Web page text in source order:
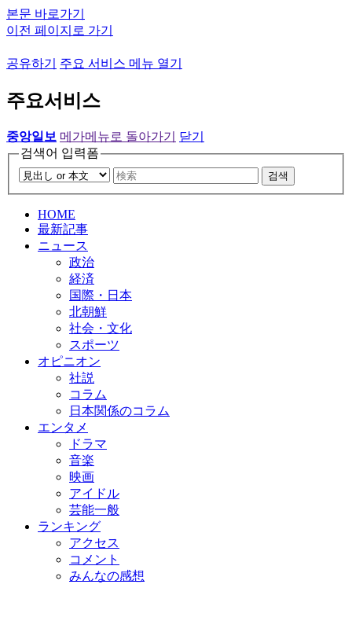
본문 바로가기
이전 페이지로 가기
공유하기 주요 서비스 메뉴 열기
주요서비스
중앙일보 메가메뉴로 돌아가기
닫기
검색어 입력폼
검색
HOME
最新記事
ニュース
政治
経済
国際・日本
北朝鮮
社会・文化
スポーツ
オピニオン
社説
コラム
日本関係のコラム
エンタメ
ドラマ
音楽
映画
アイドル
芸能一般
ランキング
アクセス
コメント
みんなの感想